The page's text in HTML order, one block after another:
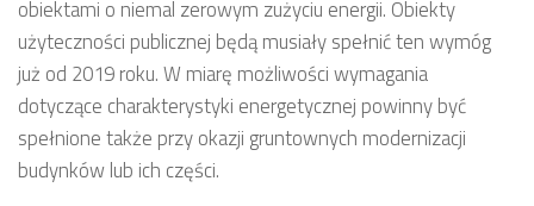
obiektami o niemal zerowym zużyciu energii. Obiekty
użyteczności publicznej będą musiały spełnić ten wymóg
już od 2019 roku. W miarę możliwości wymagania
dotyczące charakterystyki energetycznej powinny być
spełnione także przy okazji gruntownych modernizacji
budynków lub ich części.